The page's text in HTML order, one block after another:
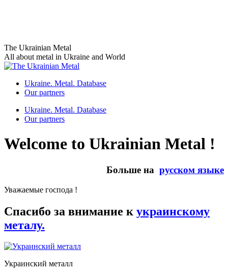
Skip
to
content
The Ukrainian Metal
All about metal in Ukraine and World
Ukraine. Metal. Database
Our partners
Ukraine. Metal. Database
Our partners
Welcome to Ukrainian Metal !
Больше на русском языке
Уважаемые господа !
Спасибо за внимание к украинскому
металу.
Украинский металл